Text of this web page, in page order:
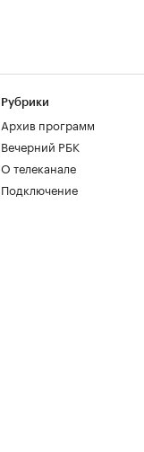
Рубрики
Архив программ
Вечерний РБК
О телеканале
Подключение